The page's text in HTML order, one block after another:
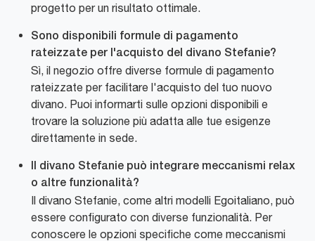
progetto per un risultato ottimale.
Sono disponibili formule di pagamento
rateizzate per l'acquisto del divano Stefanie?
Sì, il negozio offre diverse formule di pagamento
rateizzate per facilitare l'acquisto del tuo nuovo
divano. Puoi informarti sulle opzioni disponibili e
trovare la soluzione più adatta alle tue esigenze
direttamente in sede.
Il divano Stefanie può integrare meccanismi relax
o altre funzionalità?
Il divano Stefanie, come altri modelli Egoitaliano, può
essere configurato con diverse funzionalità. Per
conoscere le opzioni specifiche come meccanismi